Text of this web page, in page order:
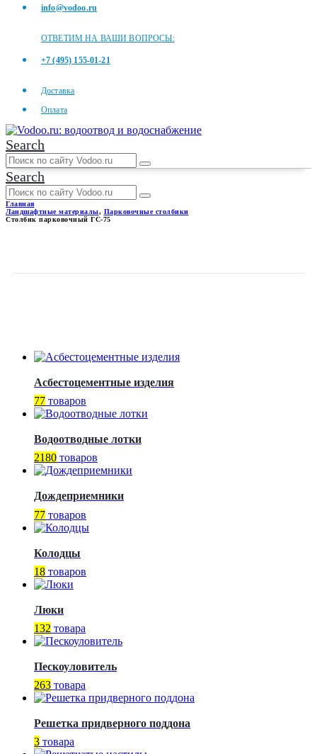
info@vodoo.ru
ОТВЕТИМ НА ВАШИ ВОПРОСЫ:
+7 (495) 155-01-21
Доставка
Оплата
Search
Search
Главная
Ландшафтные материалы, Парковочные столбики
Столбик парковочный ГС-75
Асбестоцементные изделия
77 товаров
Водоотводные лотки
2180 товаров
Дождеприемники
77 товаров
Колодцы
18 товаров
Люки
132 товара
Пескоуловитель
263 товара
Решетка придверного поддона
3 товара